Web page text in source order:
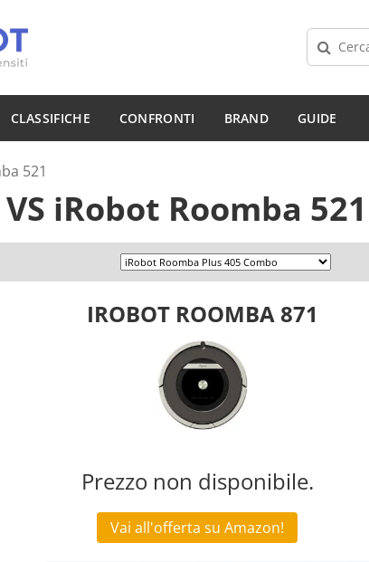
CLASSIFICHE CONFRONTI BRAND GUIDE
521
VS iRobot Roomba 521
IROBOT ROOMBA 871
Prezzo non disponibile.
Vai all'offerta su Amazon!